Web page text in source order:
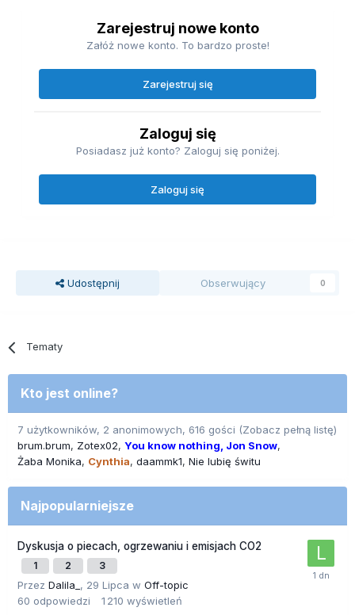
Zarejestruj nowe konto
Załóż nowe konto. To bardzo proste!
Zarejestruj się
Zaloguj się
Posiadasz już konto? Zaloguj się poniżej.
Zaloguj się
Udostępnij Obserwujący 0
Tematy
Kto jest online?
7 użytkowników, 2 anonimowych, 616 gości (Zobacz pełną listę)
brum.brum
Zotex02 You know nothing, Jon Snow
Żaba Monika
Cynthia daammk1 Nie lubię świtu
Najpopularniejsze
Dyskusja o piecach, ogrzewaniu i emisjach CO2
1 2 3
Przez Dalila_ , 29 Lipca w Off-topic
60 odpowiedzi 1 210 wyświetleń